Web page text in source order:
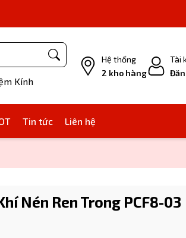
Kính
Hệ thống
2 kho hàng
Tài
Tin tức Liên hệ
Nén Ren Trong PCF8-03